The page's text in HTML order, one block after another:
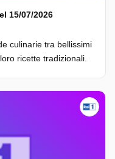
15/07/2026
culinarie tra bellissimi
ricette tradizionali.